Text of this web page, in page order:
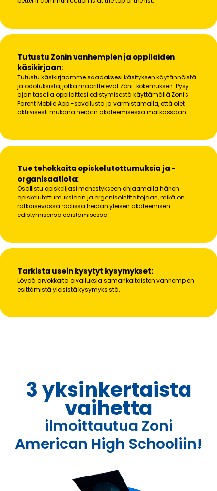
Tutustu Zonin vanhempien ja oppilaiden
käsikirjaan:
Tutustu käsikirjaamme saadaksesi käsityksen käytännöistä
ja odotuksista, jotka määrittelevät Zoni-kokemuksen. Pysy
ajan tasalla oppilaittesi edistymisestä käyttämällä Zoni's
Parent Mobile App -sovellusta ja varmistamalla, että olet
aktiivisesti mukana heidän akateemisessa matkassaan.
Tue tehokkaita opiskelutottumuksia ja -
organisaatiota:
Osallistu opiskelijasi menestykseen ohjaamalla hänen
opiskelutottumuksiaan ja organisointitaitojaan, mikä on
ratkaisevassa roolissa heidän yleisen akateemisen
edistymisensä edistämisessä.
Tarkista usein kysytyt kysymykset:
Löydä arvokkaita oivalluksia samankaltaisten vanhempien
esittämistä yleisistä kysymyksistä.
3 yksinkertaista
vaihetta
ilmoittautua Zoni
American High Schooliin!